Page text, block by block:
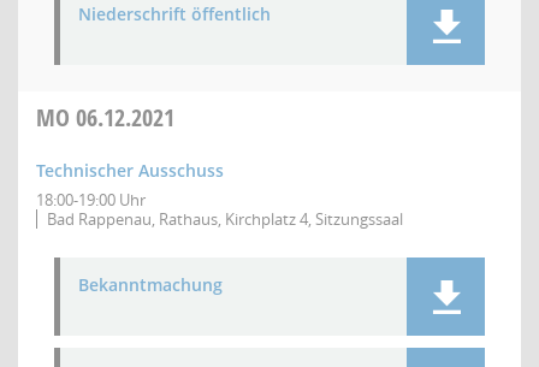
Niederschrift öffentlich
MO 06.12.2021
Technischer Ausschuss
18:00-19:00 Uhr
Bad Rappenau, Rathaus, Kirchplatz 4, Sitzungssaal
Bekanntmachung